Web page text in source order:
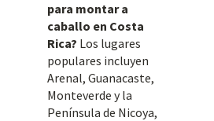
para montar a
caballo en Costa
Rica? Los lugares
populares incluyen
Arenal, Guanacaste,
Monteverde y la
Península de Nicoya,